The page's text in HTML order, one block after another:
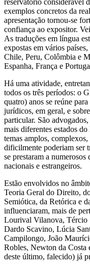
exemplos concretos da
apresentação tornou-se
confiança ao expositor.
As traduções em língua
expostas em vários
Chile, Peru, Colômbia e
Espanha, França e
Há uma atividade,
todos os três períodos: o
quatro) anos se reúne
jurídicos, em geral, e
particular. São
mais diferentes estados
temas amplos,
dificilmente poderiam ser
se prestaram a numerosos
nacionais e estrangeiros.
Estão envolvidos no
Teoria Geral do Direito,
Semiótica, da Retórica e
influenciaram, mais de
Lourival Vilanova, Tércio
Dardo Scavino, Lúcia
Campilongo, João
Robles, Newton da Costa
deste último, falecido) já